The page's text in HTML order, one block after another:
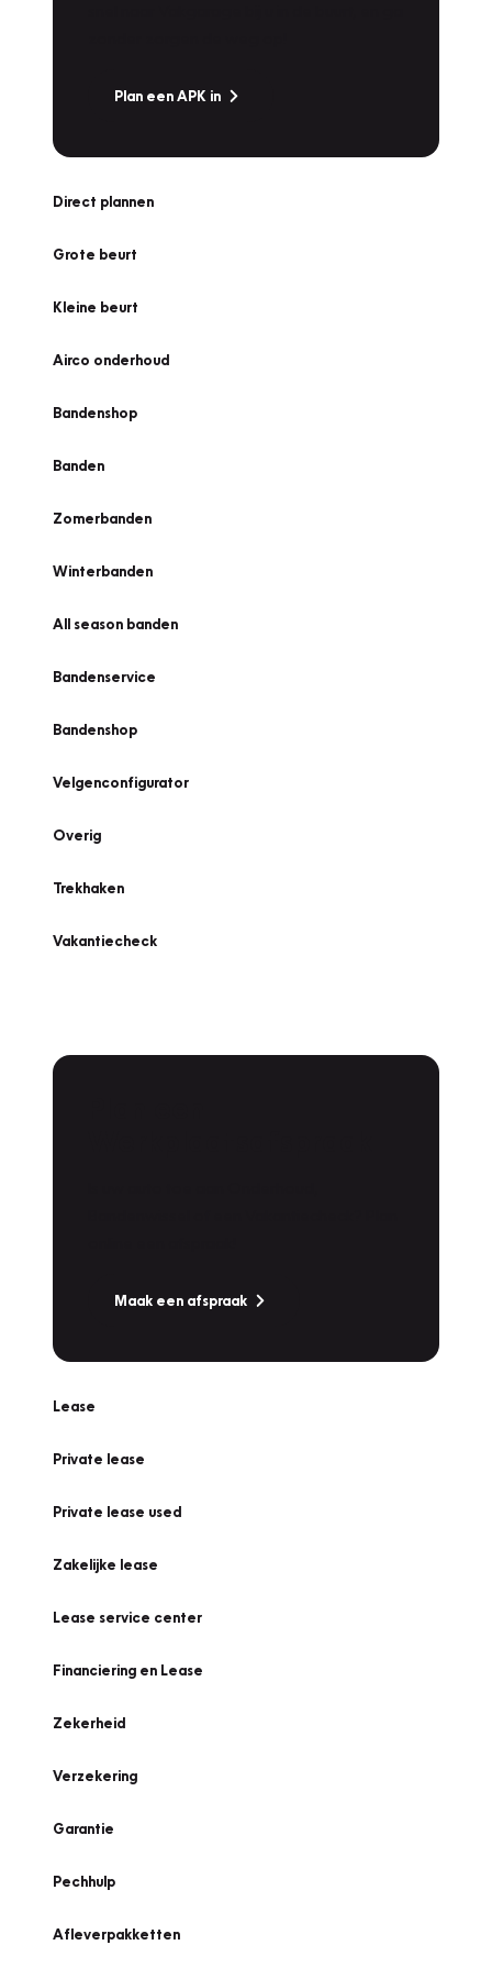
Plan een APK in
Direct plannen
Grote beurt
Kleine beurt
Airco onderhoud
Bandenshop
Banden
Zomerbanden
Winterbanden
All season banden
Bandenservice
Bandenshop
Velgenconfigurator
Overig
Trekhaken
Vakantiecheck
Maak een afspraak
Lease
Private lease
Private lease used
Zakelijke lease
Lease service center
Financiering en Lease
Zekerheid
Verzekering
Garantie
Pechhulp
Afleverpakketten